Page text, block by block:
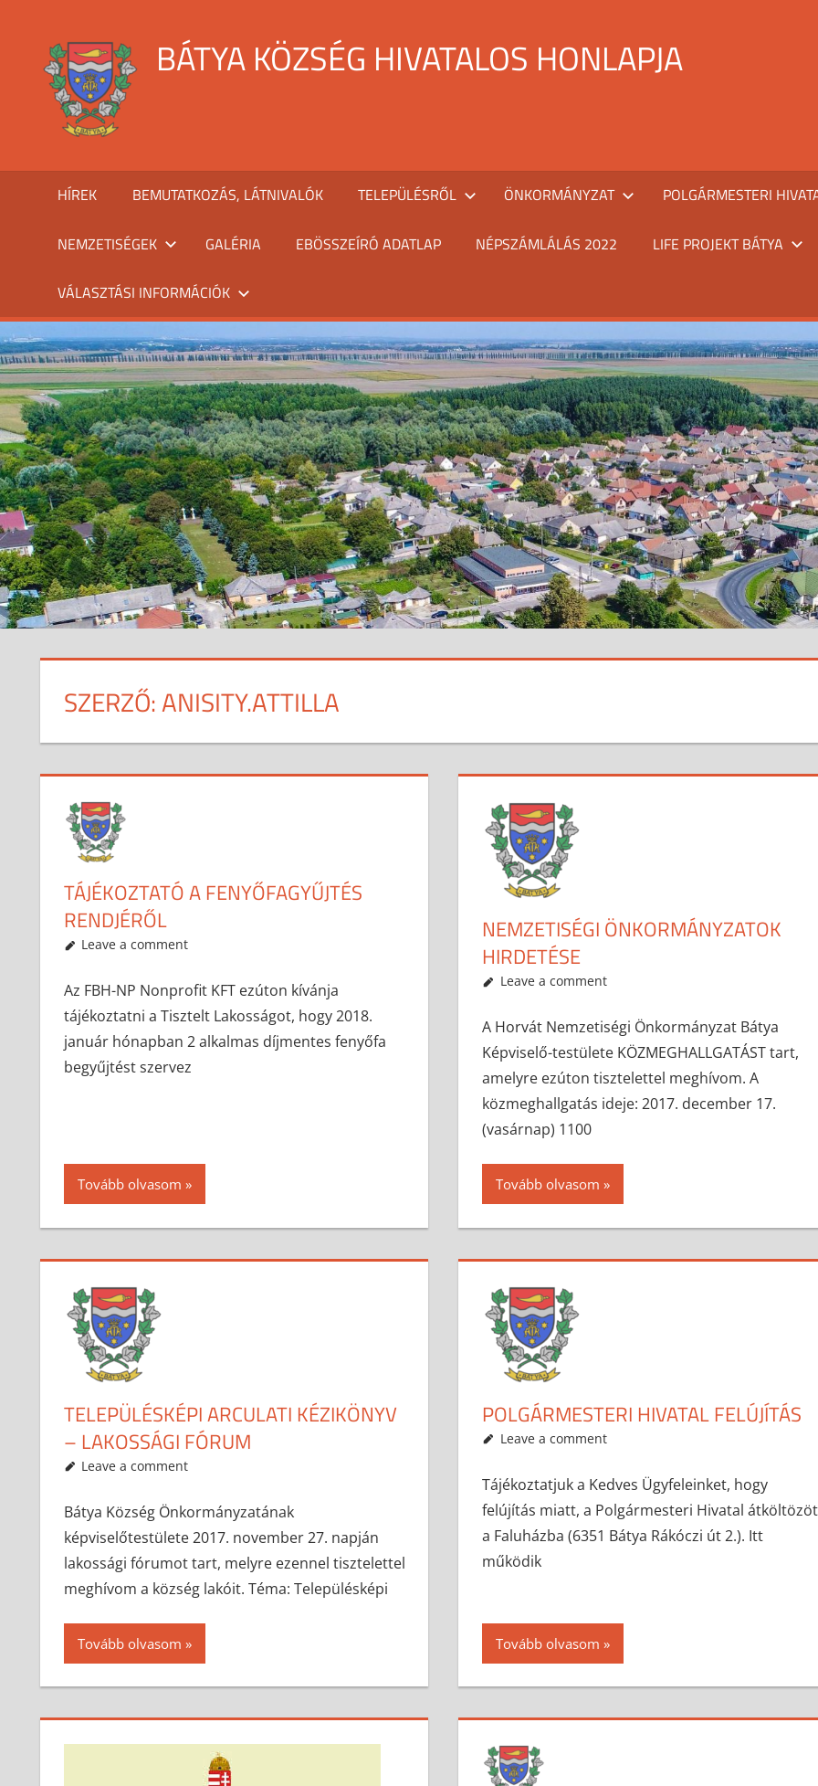
content
BÁTYA KÖZSÉG HIVATALOS HONLAPJA
HÍREK BEMUTATKOZÁS, LÁTNIVALÓK TELEPÜLÉSRŐL ÖNKORMÁNYZAT POLGÁRMESTERI
NEMZETISÉGEK GALÉRIA EBÖSSZEÍRÓ ADATLAP NÉPSZÁMLÁLÁS 2022 LIFE PROJEKT BÁTYA
VÁLASZTÁSI INFORMÁCIÓK
SZERZŐ:ANISITY.ATTILLA
TÁJÉKOZTATÓ A FENYŐFAGYŰJTÉS
RENDJÉRŐL
2018-01-04
anisity.attilla
Egyéb
Leave a comment
Az FBH-NP Nonprofit KFT ezúton kívánja
tájékoztatni a Tisztelt Lakosságot, hogy 2018.
január hónapban 2 alkalmas díjmentes fenyőfa
begyűjtést szervez
Tovább olvasom
NEMZETISÉGI ÖNKORMÁNYZATOK
HIRDETÉSE
2017-11-27
anisity.attilla
Egyéb
Leave a comment
A Horvát Nemzetiségi Önkormányzat Bátya
Képviselő-testülete KÖZMEGHALLGATÁST tart,
amelyre ezúton tisztelettel meghívom. A
közmeghallgatás ideje: 2017. december 17.
(vasárnap) 1100
Tovább olvasom
TELEPÜLÉSKÉPI ARCULATI KÉZIKÖNYV
– LAKOSSÁGI FÓRUM
2017-11-17
anisity.attilla
Egyéb
Leave a comment
Bátya Község Önkormányzatának
képviselőtestülete 2017. november 27. napján
lakossági fórumot tart, melyre ezennel tisztelettel
meghívom a község lakóit. Téma: Településképi
Tovább olvasom
POLGÁRMESTERI HIVATAL FELÚJÍTÁS
2017-11-17
anisity.attilla
Egyéb
Leave a comment
Tájékoztatjuk a Kedves Ügyfeleinket, hogy
felújítás miatt, a Polgármesteri Hivatal
a Faluházba (6351 Bátya Rákóczi út 2.). Itt
működik
Tovább olvasom